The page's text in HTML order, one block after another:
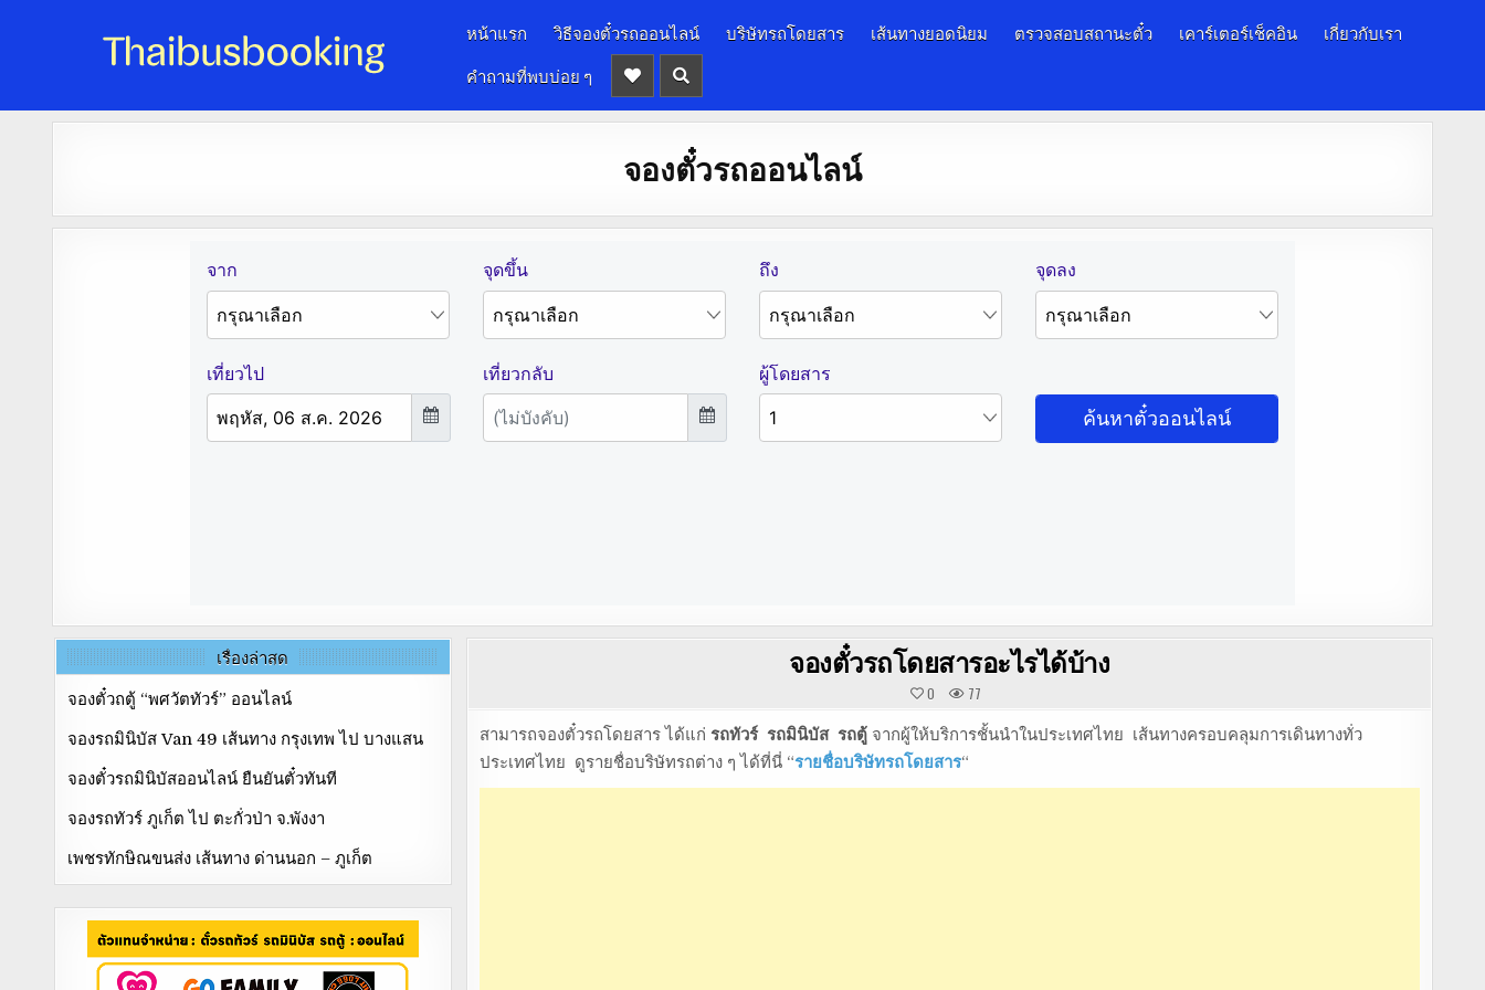
จองตั๋วรถออนไลน์ 24 ชั่วโมง
หน้าแรก วิธีจองตั๋วรถออนไลน์ บริษัทรถโดยสาร เส้นทางยอดนิยม ตรวจสอบสถานะตั๋ว เคาร์เตอร์เช็คอิน
เกี่ยวกับเรา
คำถามที่พบบ่อย ๆ
จองตั๋วรถออนไลน์
จองตั๋วรถโดยสารอะไรได้บ้าง
0 77
สามารถจองตั๋วรถโดยสาร ได้แก่ รถทัวร์ รถมินิบัส รถตู้จากผู้ให้บริการชั้นนำในประเทศไทย เส้นทางครอบคลุมการเดินทางทั่ว
ประเทศไทย ดูรายชื่อบริษัทรถต่าง ๆ ได้ที่นี่ “รายชื่อบริษัทรถโดยสาร“
เรื่องล่าสุด
จองตั๋วถตู้ “พศวัตทัวร์” ออนไลน์
จองรถมินิบัส Van 49 เส้นทาง กรุงเทพ ไป บางแสน
จองตั๋วรถมินิบัสออนไลน์ ยืนยันตั๋วทันที
จองรถทัวร์ ภูเก็ต ไป ตะกั่วป่า จ.พังงา
เพชรทักษิณขนส่ง เส้นทาง ด่านนอก – ภูเก็ต